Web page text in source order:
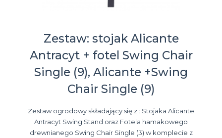
Zestaw: stojak Alicante
Antracyt + fotel Swing Chair
Single (9), Alicante +Swing
Chair Single (9)
Zestaw ogrodowy składający się z : Stojaka Alicante
Antracyt Swing Stand oraz Fotela hamakowego
drewnianego Swing Chair Single (3) w komplecie z